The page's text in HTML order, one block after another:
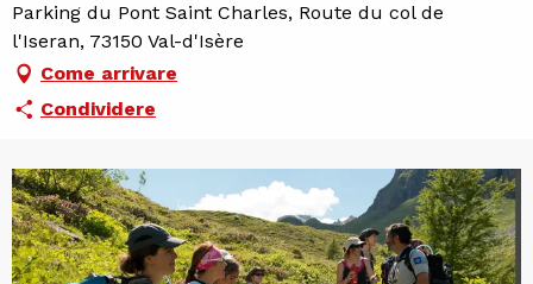
Parking du Pont Saint Charles, Route du col de
l'Iseran, 73150 Val-d'Isère
Come arrivare
Condividere